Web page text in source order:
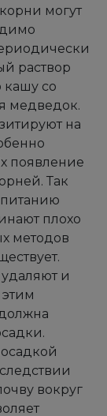
могут
раствор
кашу со
медведок.
на
появление
Так
питанию
плохо
методов
и
вокруг